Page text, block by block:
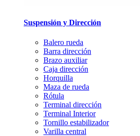
Suspensión y Dirección
Balero rueda
Barra dirección
Brazo auxiliar
Caja dirección
Horquilla
Maza de rueda
Rótula
Terminal dirección
Terminal Interior
Tornillo estabilizador
Varilla central